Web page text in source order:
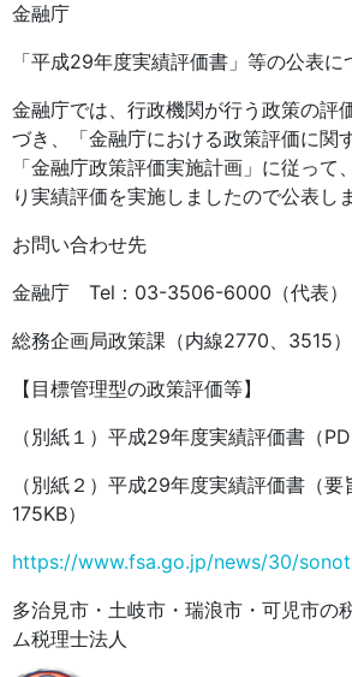
金融庁
「平成29年度実績評価書」等の公表に
金融庁では、行政機関が行う政策の評
づき、「金融庁における政策評価に関
「金融庁政策評価実施計画」に従って
り実績評価を実施しましたので公表し
お問い合わせ先
金融庁 Tel：03-3506-6000（代表）
総務企画局政策課（内線2770、3515）
【目標管理型の政策評価等】
（別紙１）平成29年度実績評価書（
（別紙２）平成29年度実績評価書（要
175KB）
https://www.fsa.go.jp/news/30/
多治見市・土岐市・瑞浪市・可児市の
ム税理士法人